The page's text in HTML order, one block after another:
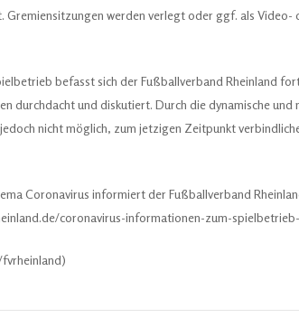
Gremiensitzungen werden verlegt oder ggf. als Video-
befasst sich der Fußballverband Rheinland
durchdacht und diskutiert. Durch die dynamische und
nicht möglich, zum jetzigen Zeitpunkt
Coronavirus informiert der Fußballverband
coronavirus-informationen-zum-